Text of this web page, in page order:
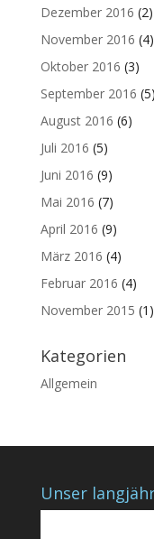
Dezember 2016 (2)
November 2016 (4)
Oktober 2016 (3)
September 2016 (5)
August 2016 (6)
Juli 2016 (5)
Juni 2016 (9)
Mai 2016 (7)
April 2016 (9)
März 2016 (4)
Februar 2016 (4)
November 2015 (1)
Kategorien
Allgemein
Unser